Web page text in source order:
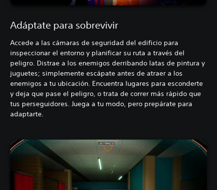
Adáptate para sobrevivir
Accede a las cámaras de seguridad del edificio para
inspeccionar el entorno y planificar su ruta a través del
peligro. Distrae a los enemigos derribando latas de pintura y
juguetes; simplemente escápate antes de atraer a los
enemigos a tu ubicación. Encuentra lugares para esconderte
y deja que pase el peligro, o trata de correr más rápido que
tus perseguidores. Juega a tu modo, pero prepárate para
adaptarte.